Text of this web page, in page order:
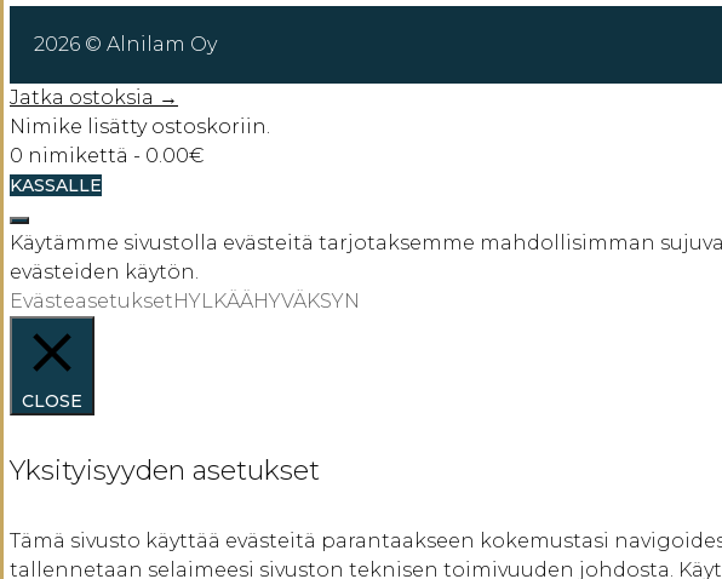
2026 © Alnilam Oy
Jatka ostoksia →
Nimike lisätty ostoskoriin.
0 nimikettä - 0.00€
KASSALLE
SULJE
Käytämme sivustolla evästeitä tarjotaksemme mahdollisimman
evästeiden käytön.
EvästeasetuksetHYLKÄÄHYVÄKSYN
CLOSE
Yksityisyyden asetukset
Tämä sivusto käyttää evästeitä parantaakseen kokemustasi
tallennetaan selaimeesi sivuston teknisen toimivuuden johdosta.